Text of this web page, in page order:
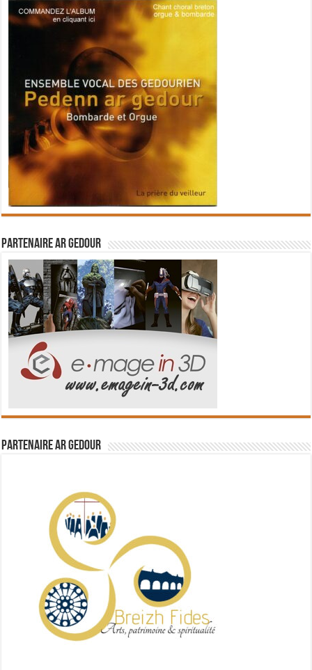
Partenaire Ar Gedour
Partenaire Ar Gedour